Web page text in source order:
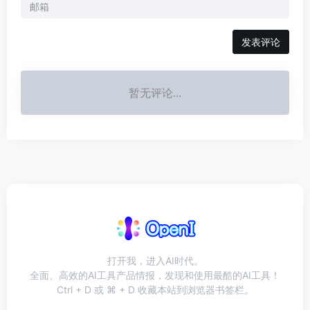
发表评论
暂无评论...
打开我，进入AI时代。
全面、高效的AI工具产品情报，发现和使用最酷的AI工具！
Ctrl + D 或 ⌘ + D 收藏本站到浏览器书签栏。